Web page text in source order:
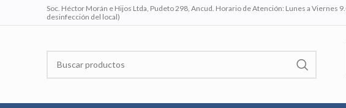
Soc. Héctor Morán e Hijos Ltda, Pudeto 298, Ancud. Horario de Atención: Lunes a Viernes
desinfección del local)